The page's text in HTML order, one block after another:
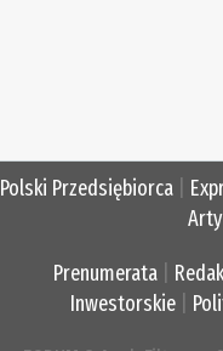
Polski Przedsiębiorca
Prenumerata
Inwestorskie|